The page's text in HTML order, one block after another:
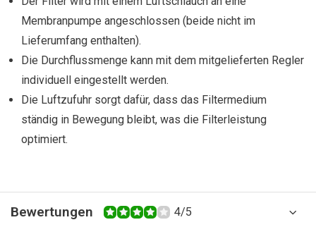
Membranpumpe angeschlossen (beide nicht im
Lieferumfang enthalten).
Die Durchflussmenge kann mit dem mitgelieferten Regler
individuell eingestellt werden.
Die Luftzufuhr sorgt dafür, dass das Filtermedium
ständig in Bewegung bleibt, was die Filterleistung
optimiert.
Bewertungen 4/5